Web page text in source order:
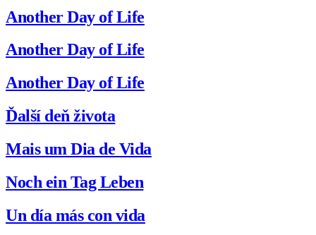
Another Day of Life
Another Day of Life
Another Day of Life
Ďalší deň života
Mais um Dia de Vida
Noch ein Tag Leben
Un día más con vida